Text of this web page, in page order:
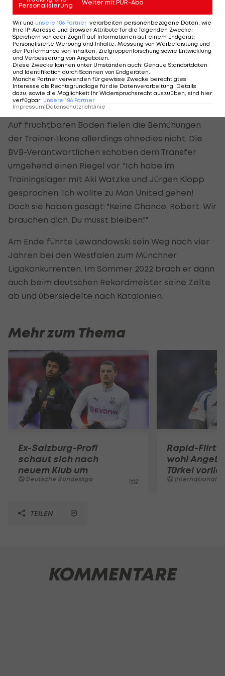
war noch in der Kabine, habe geduscht und ihn
zurückgerufen. In einer ruhigen Ecke in der
Umkleide. Mein Englisch war noch nicht so gut wie
heute, er hat einen starken schottischen Akzent.
Ich war so fokussiert zu verstehen, was er meint!
Alex Ferguson versuchte, Rücksicht zu nehmen, hat
langsam gesprochen. Ich war 22 Jahre alt, das
war ein besonderer Moment."
Auf fruchtbaren Boden fielen die Bemühungen
der Trainer-Ikone allerdings ohnedies nicht. Die
BVB-Verantwortlichen schoben dem Transfer
umgehend einen Riegel vor. "Ich habe im
Trainingslager mit Aki Watzke und Jürgen Klopp
gesprochen. Ich wollte zu Man United gehen!
Doch sie haben gesagt: "Keine Chance, Robert. Wir
brauchen dich. Du musst bleiben.""
Am Ende führte Lewandowski sein Weg nach vier
Jahren bei den Westfalen zum Münchner
Ligakonkurrenten. Im Sommer 2022 brach er dann
auch beim deutschen Rekordmeister seine Zelte
ab und übersiedelte nach Katalonien.
Mehr zum Thema
Ex-Salzburg-Profi
schaut sich nach
neuem Klub um
Deutsche Bundesliga 2
Rapid-Flirt
wohl
Türkei
International
TEILEN
KOMMENTARE
Personalisierung
Weiter mit PUR-Abo
Wir und unsere 186 Partner verarbeiten personenbezogene Daten, wie
Ihre IP-Adresse und Browser-Attribute für die folgenden Zwecke:
Speichern von oder Zugriff auf Informationen auf einem Endgerät;
Personalisierte Werbung und Inhalte, Messung von Werbeleistung und
der Performance von Inhalten, Zielgruppenforschung sowie Entwicklung
und Verbesserung von Angeboten.
Diese Zwecke können unter Umständen auch: Genaue Standortdaten
und Identifikation durch Scannen von Endgeräten.
Manche Partner verwenden für gewisse Zwecke berechtigtes
Interesse als Rechtsgrundlage für die Datenverarbeitung. Details
dazu, sowie die Möglichkeit Ihr Widerspruchsrecht auszuüben, sind hier
verfügbar: unsere 186 Partner
Impressum Datenschutzrichtlinie